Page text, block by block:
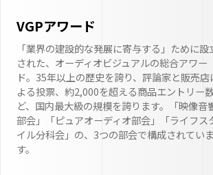
VGPアワード
「業界の建設的な発展に寄与する」ために設
された、オーディオビジュアルの総合アワー
ド。35年以上の歴史を誇り、評論家と販売店
よる投票、約2,000を超える商品エントリー
ど、国内最大級の規模を誇ります。「映像音
部会」「ピュアオーディオ部会」「ライフス
イル分科会」の、3つの部会で構成されていま
す。